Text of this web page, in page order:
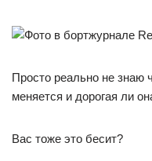
Просто реально не знаю
меняется и дорогая ли
Вас тоже это бесит?